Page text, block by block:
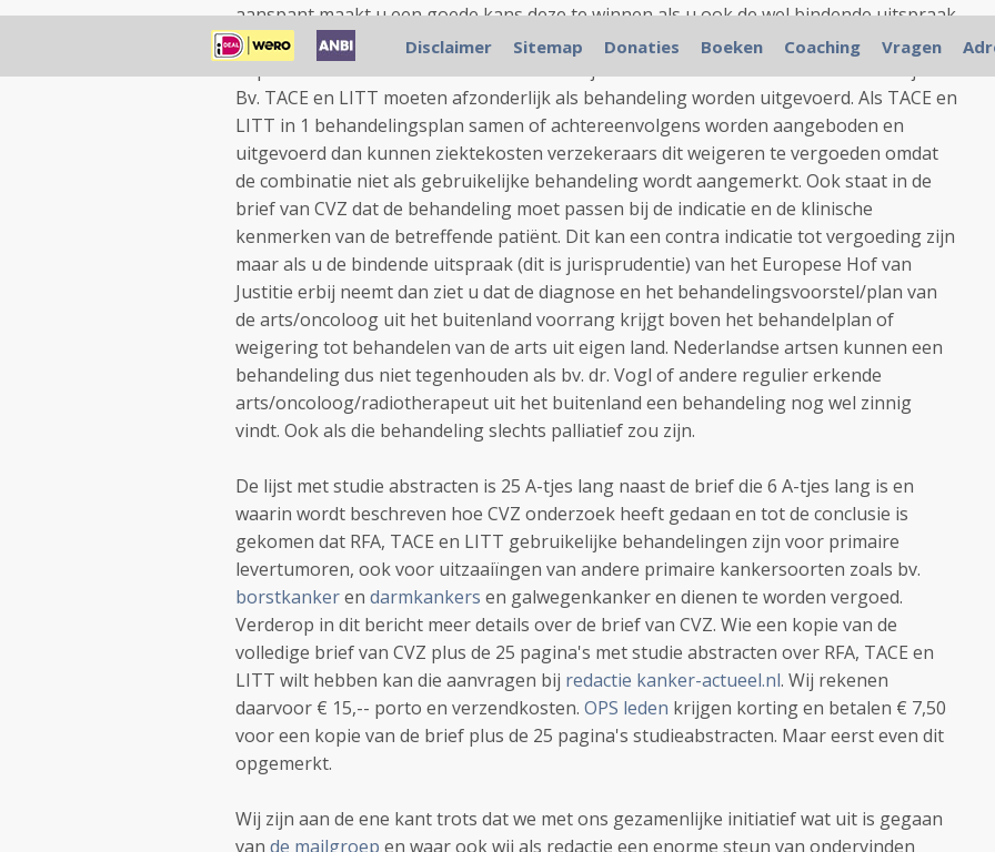
aanspant maakt u een goede kans deze te winnen als u ook de wel bindende uitspraak
van het Europse Hof van Justitie erbij gebruikt. Wel ook moeten patiënten aan
Bv. TACE en LITT moeten afzonderlijk als behandeling worden uitgevoerd. Als TACE en
LITT in 1 behandelingsplan samen of achtereenvolgens worden aangeboden en
uitgevoerd dan kunnen ziektekosten verzekeraars dit weigeren te vergoeden omdat
de combinatie niet als gebruikelijke behandeling wordt aangemerkt. Ook staat in de
brief van CVZ dat de behandeling moet passen bij de indicatie en de klinische
kenmerken van de betreffende patiënt. Dit kan een contra indicatie tot vergoeding zijn
maar als u de bindende uitspraak (dit is jurisprudentie) van het Europese Hof van
Justitie erbij neemt dan ziet u dat de diagnose en het behandelingsvoorstel/plan van
de arts/oncoloog uit het buitenland voorrang krijgt boven het behandelplan of
weigering tot behandelen van de arts uit eigen land. Nederlandse artsen kunnen een
behandeling dus niet tegenhouden als bv. dr. Vogl of andere regulier erkende
arts/oncoloog/radiotherapeut uit het buitenland een behandeling nog wel zinnig
vindt. Ook als die behandeling slechts palliatief zou zijn.
De lijst met studie abstracten is 25 A-tjes lang naast de brief die 6 A-tjes lang is en
waarin wordt beschreven hoe CVZ onderzoek heeft gedaan en tot de conclusie is
gekomen dat RFA, TACE en LITT gebruikelijke behandelingen zijn voor primaire
levertumoren, ook voor uitzaaiïngen van andere primaire kankersoorten zoals bv.
borstkankeren darmkankers en galwegenkanker en dienen te worden vergoed.
Verderop in dit bericht meer details over de brief van CVZ. Wie een kopie van de
volledige brief van CVZ plus de 25 pagina's met studie abstracten over RFA, TACE en
LITT wilt hebben kan die aanvragen bij redactie kanker-actueel.nl. Wij rekenen
daarvoor € 15,-- porto en verzendkosten. OPS leden krijgen korting en betalen € 7,50
voor een kopie van de brief plus de 25 pagina's studieabstracten. Maar eerst even dit
opgemerkt.
Wij zijn aan de ene kant trots dat we met ons gezamenlijke initiatief wat uit is gegaan
van de mailgroep en waar ook wij als redactie een enorme steun van ondervinden
Disclaimer Sitemap Donaties Boeken Coaching Vragen